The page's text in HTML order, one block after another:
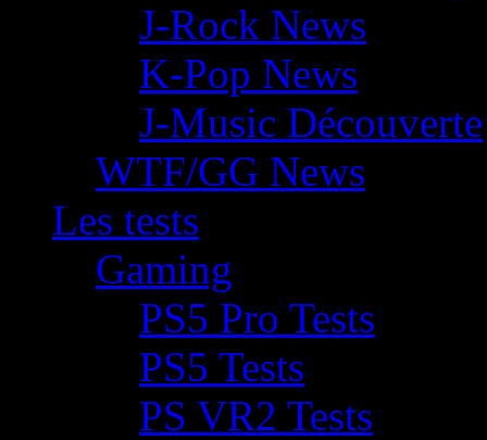
J-Rock News
K-Pop News
J-Music Découverte
WTF/GG News
Les tests
Gaming
PS5 Pro Tests
PS5 Tests
PS VR2 Tests